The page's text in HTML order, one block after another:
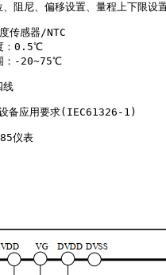
阻尼、偏移设置、量程上下限设
传感器/NTC
：0.5℃
：-20~75℃
线
备应用要求(IEC61326-1)
仪表